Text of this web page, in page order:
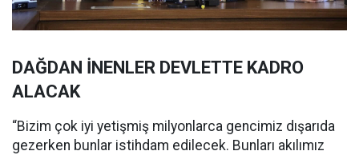
DAĞDAN İNENLER DEVLETTE KADRO
ALACAK
“Bizim çok iyi yetişmiş milyonlarca gencimiz dışarıda
gezerken bunlar istihdam edilecek. Bunları akılımız